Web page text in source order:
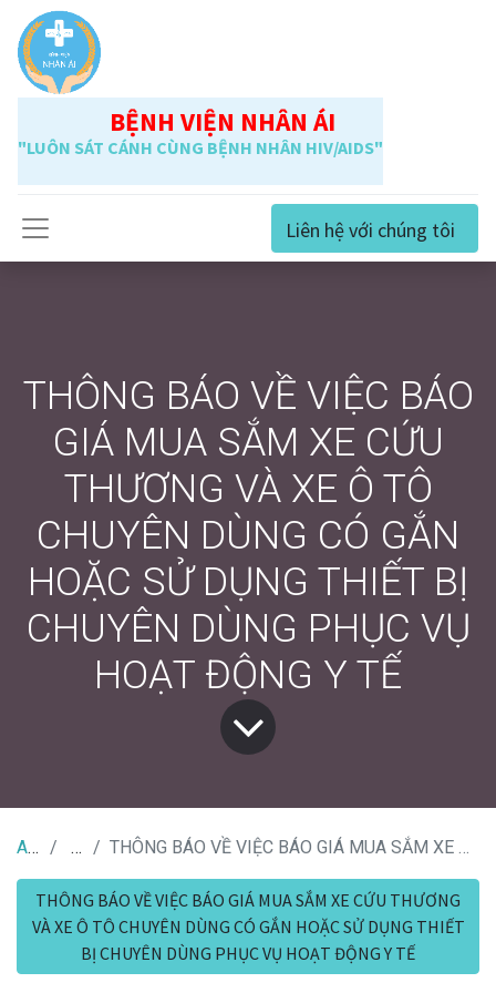
BỆNH VIỆN NHÂN ÁI
"LUÔN SÁT CÁNH CÙNG BỆNH NHÂN HIV/AIDS"
Liên hệ với chúng tôi
THÔNG BÁO VỀ VIỆC BÁO
GIÁ MUA SẮM XE CỨU
THƯƠNG VÀ XE Ô TÔ
CHUYÊN DÙNG CÓ GẮN
HOẶC SỬ DỤNG THIẾT BỊ
CHUYÊN DÙNG PHỤC VỤ
HOẠT ĐỘNG Y TẾ
All Tin Tức Tin đấu thầu
THÔNG BÁO VỀ VIỆC BÁO GIÁ MUA SẮM XE CỨU THƯƠNG VÀ XE Ô TÔ CHUYÊN DÙNG CÓ GẮN HOẶC SỬ DỤNG THIẾT BỊ CHUYÊN DÙNG PHỤC VỤ HOẠT ĐỘNG Y TẾ
THÔNG BÁO VỀ VIỆC BÁO GIÁ MUA SẮM XE CỨU THƯƠNG
VÀ XE Ô TÔ CHUYÊN DÙNG CÓ GẮN HOẶC SỬ DỤNG THIẾT
BỊ CHUYÊN DÙNG PHỤC VỤ HOẠT ĐỘNG Y TẾ